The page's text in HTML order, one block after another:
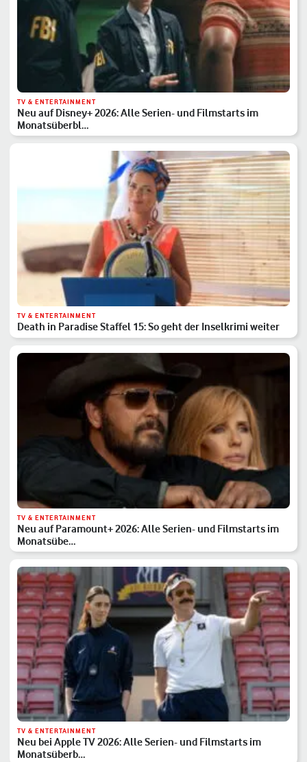
TV & ENTERTAINMENT
Neu auf Disney+ 2026: Alle Serien- und Filmstarts im
Monatsüberbl…
TV & ENTERTAINMENT
Death in Paradise Staffel 15: So geht der Inselkrimi weiter
TV & ENTERTAINMENT
Neu auf Paramount+ 2026: Alle Serien- und Filmstarts im
Monatsübe…
TV & ENTERTAINMENT
Neu bei Apple TV 2026: Alle Serien- und Filmstarts im
Monatsüberb…